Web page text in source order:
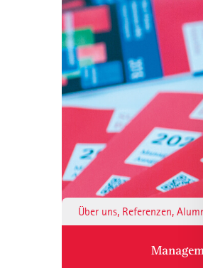
Über uns, Referenzen,